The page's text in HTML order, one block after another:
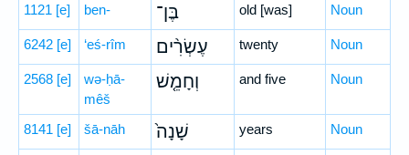
1121 [e] ben- בֶּן־ old [was] Noun
6242 [e] ‘eś-rîm עֶשְׂרִ֨ים twenty Noun
2568 [e]
wə-ḥā-
mêš
וְחָמֵ֤שׁ and five Noun
8141 [e] šā-nāh שָׁנָה֙ years Noun